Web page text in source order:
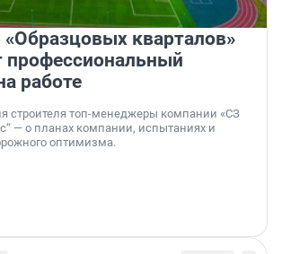
«Образцовых кварталов»
профессиональный
работе
строителя топ-менеджеры компании «СЗ
— о планах компании, испытаниях и
оптимизма.